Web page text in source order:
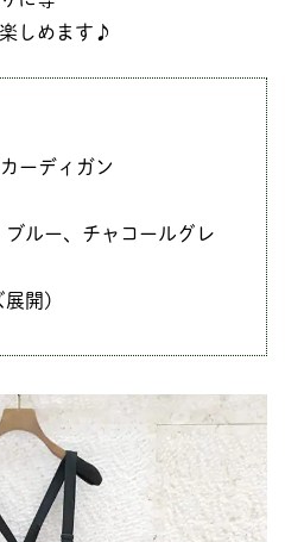
しめます♪
ーディガン
ルー、チャコールグレ
展開)